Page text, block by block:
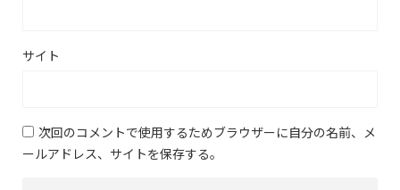
サイト
次回のコメントで使用するためブラウザーに自分の名前、メ
ールアドレス、サイトを保存する。